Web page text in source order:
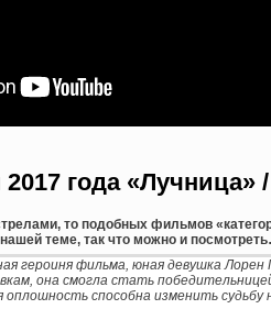
года «Лучница»
то подобных фильмов
теме, так что можно и
героиня фильма, юная девушка Лорен
она смогла стать
способна изменить судьбу